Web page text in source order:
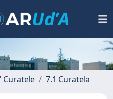
Curatele 7.1 Curatela